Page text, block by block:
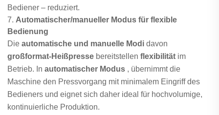
Bediener – reduziert.
7. Automatischer/manueller Modus für flexible
Bedienung
Die automatische und manuelle Modi davon
großformat-Heißpresse bereitstellen flexibilität im
Betrieb. In automatischer Modus , übernimmt die
Maschine den Pressvorgang mit minimalem Eingriff des
Bedieners und eignet sich daher ideal für hochvolumige,
kontinuierliche Produktion.